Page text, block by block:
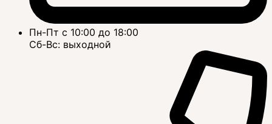
Пн-Пт с 10:00 до 18:00
Сб-Вс: выходной